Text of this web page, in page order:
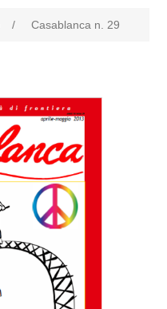
/ Casablanca n. 29